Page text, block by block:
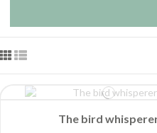
The bird